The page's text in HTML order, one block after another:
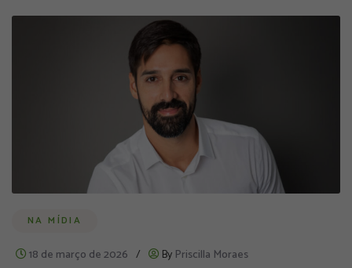
NA MÍDIA
18 de março de 2026 / By Priscilla Moraes